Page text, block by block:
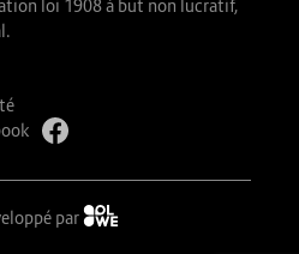
loi 1908 à but non lucratif,
par